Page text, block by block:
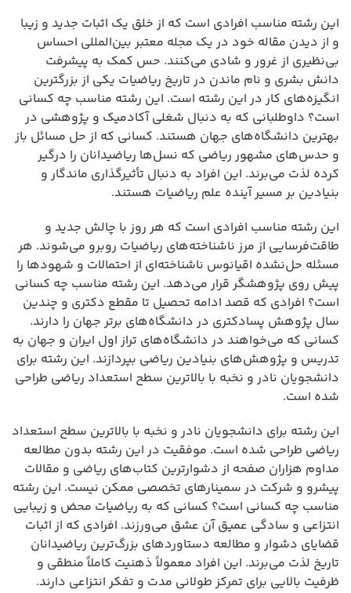
این رشته مناسب افرادی است که از خلق یک اثبات جدید و زیبا
و از دیدن مقاله خود در یک مجله معتبر بین‌المللی احساس
بی‌نظیری از غرور و شادی می‌کنند. حس کمک به پیشرفت
دانش بشری و نام ماندن در تاریخ ریاضیات یکی از بزرگترین
انگیزه‌های کار در این رشته است. این رشته مناسب چه کسانی
است؟ داوطلبانی که به دنبال شغلی آکادمیک و پژوهشی در
بهترین دانشگاه‌های جهان هستند. کسانی که از حل مسائل باز
و حدس‌های مشهور ریاضی که نسل‌ها ریاضیدانان را درگیر
کرده لذت می‌برند. این افراد به دنبال تأثیرگذاری ماندگار و
بنیادین بر مسیر آینده علم ریاضیات هستند.
این رشته مناسب افرادی است که هر روز با چالش جدید و
طاقت‌فرسایی از مرز ناشناخته‌های ریاضیات روبرو می‌شوند. هر
مسئله حل‌نشده اقیانوس ناشناخته‌ای از احتمالات و شهودها را
پیش روی پژوهشگر قرار می‌دهد. این رشته مناسب چه کسانی
است؟ افرادی که قصد ادامه تحصیل تا مقطع دکتری و چندین
سال پژوهش پسادکتری در دانشگاه‌های برتر جهان را دارند.
کسانی که می‌خواهند در دانشگاه‌های تراز اول ایران و جهان به
تدریس و پژوهش‌های بنیادین ریاضی بپردازند. این رشته برای
دانشجویان نادر و نخبه با بالاترین سطح استعداد ریاضی طراحی
شده است.
این رشته برای دانشجویان نادر و نخبه با بالاترین سطح استعداد
ریاضی طراحی شده است. موفقیت در این رشته بدون مطالعه
مداوم هزاران صفحه از دشوارترین کتاب‌های ریاضی و مقالات
پیشرو و شرکت در سمینارهای تخصصی ممکن نیست. این رشته
مناسب چه کسانی است؟ کسانی که به ریاضیات محض و زیبایی
انتزاعی و سادگی عمیق آن عشق می‌ورزند. افرادی که از اثبات
قضایای دشوار و مطالعه دستاوردهای بزرگ‌ترین ریاضیدانان
تاریخ لذت می‌برند. این افراد معمولاً ذهنیت کاملاً منطقی و
ظرفیت بالایی برای تمرکز طولانی مدت و تفکر انتزاعی دارند.